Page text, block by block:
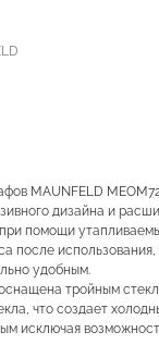
MAUNFELD
дизайна и
помощи
после
удобным.
тройным
что создает
исключая